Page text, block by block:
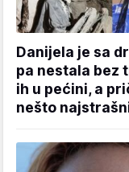
Danijela je sa
pa nestala bez
ih u pećini, a
nešto